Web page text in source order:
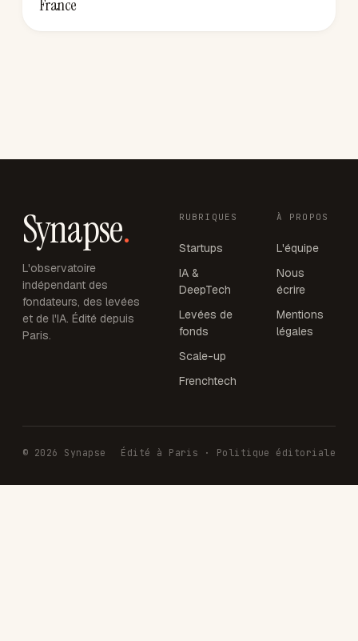
France
Synapse.
L'observatoire
indépendant des
fondateurs, des levées
et de l'IA. Édité depuis
Paris.
RUBRIQUES
Startups
IA &
DeepTech
Levées de
fonds
Scale-up
Frenchtech
À PROPOS
L'équipe
Nous
écrire
Mentions
légales
© 2026 Synapse Édité à Paris · Politique éditoriale